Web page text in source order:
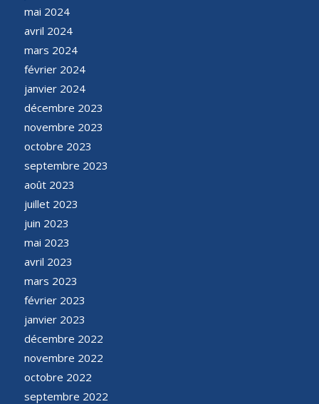
mai 2024
avril 2024
mars 2024
février 2024
janvier 2024
décembre 2023
novembre 2023
octobre 2023
septembre 2023
août 2023
juillet 2023
juin 2023
mai 2023
avril 2023
mars 2023
février 2023
janvier 2023
décembre 2022
novembre 2022
octobre 2022
septembre 2022